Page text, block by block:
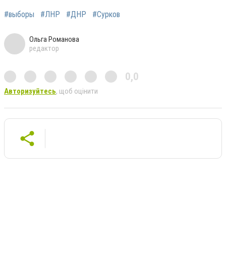
#выборы #ЛНР #ДНР #Сурков
Ольга Романова
редактор
0,0
Авторизуйтесь, щоб оцінити